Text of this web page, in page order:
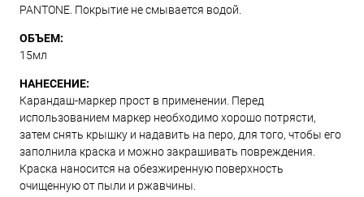
PANTONE. Покрытие не смывается водой.
ОБЪЕМ:
15мл
НАНЕСЕНИЕ:
Карандаш-маркер прост в применении. Перед
использованием маркер необходимо хорошо потрясти,
затем снять крышку и надавить на перо, для того, чтобы его
заполнила краска и можно закрашивать повреждения.
Краска наносится на обезжиренную поверхность
очищенную от пыли и ржавчины.